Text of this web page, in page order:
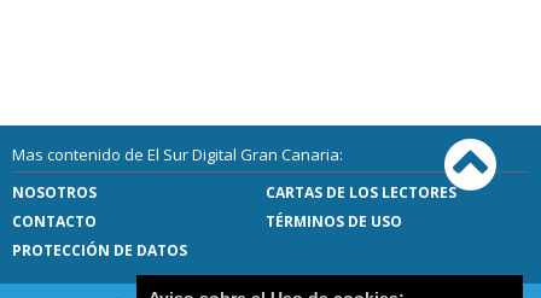
Mas contenido de El Sur Digital Gran Canaria:
NOSOTROS
CARTAS DE LOS LECTORES
CONTACTO
TÉRMINOS DE USO
PROTECCIÓN DE DATOS